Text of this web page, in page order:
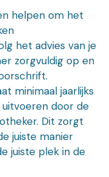
helpen om het
het advies van je
zorgvuldig op en
minimaal jaarlijks
door de
Dit zorgt
juiste manier
juiste plek in de